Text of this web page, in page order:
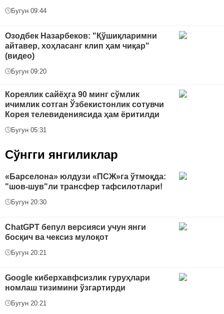
Бугун 09:44
Озодбек Назарбеков: "Қўшиқларимни
айтавер, хоҳласанг клип ҳам чиқар"
(видео)
Бугун 09:20
Кореялик сайёҳга 90 минг сўмлик
ичимлик сотган Ўзбекистонлик сотувчи
Корея телевидениясида ҳам ёритилди
Бугун 05:31
Сўнгги янгиликлар
«Барселона» юлдузи «ПСЖ»га ўтмоқда:
"шов-шув"ли трансфер тафсилотлари!
Бугун 20:30
ChatGPT бепул версияси учун янги
босқич ва чексиз мулоқот
Бугун 20:21
Google киберхавфсизлик гуруҳлари
номлаш тизимини ўзгартирди
Бугун 20:21